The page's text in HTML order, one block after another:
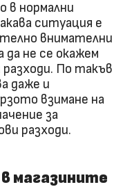
в нормални
ситуация е
внимателни
да не се окажем
разходи. По такъв
даже и
взимане на
за
разходи.
магазините